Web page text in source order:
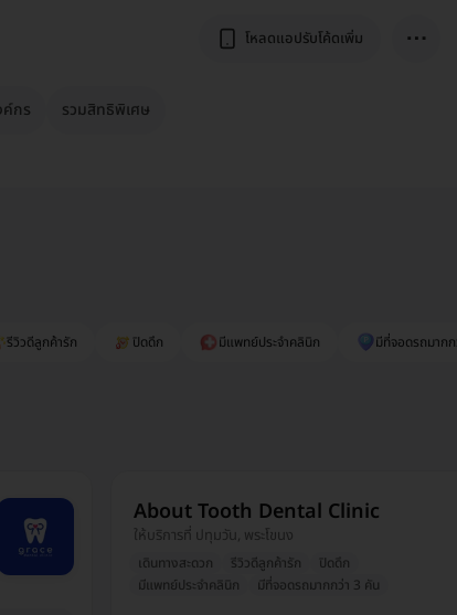
โหลดแอปรับโค้ดเพิ่ม ⋯
กร รวมสิทธิพิเศษ
รีวิวดีลูกค้ารัก ปิดดึก มีแพทย์ประจำคลินิก มีที่จอดรถมาก
About Tooth Dental Clinic
ให้บริการที่ ปทุมวัน, พระโขนง
เดินทางสะดวก รีวิวดีลูกค้ารัก
ปิดดึก
มีแพทย์ประจำคลินิก
มีที่จอดรถมากกว่า 3 คัน